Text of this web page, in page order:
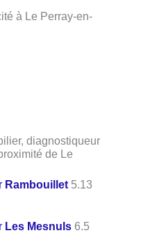
à Le Perray-en-
diagnostiqueur
de Le
Rambouillet 5.13
Les Mesnuls 6.5